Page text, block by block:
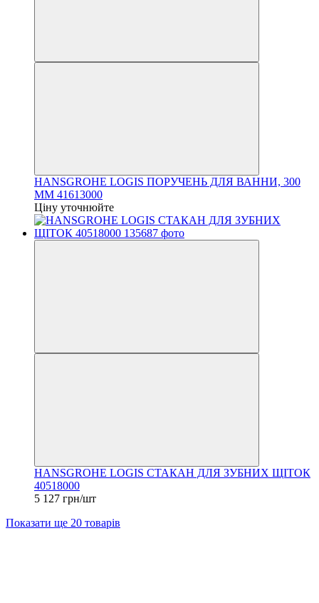
HANSGROHE LOGIS ПОРУЧЕНЬ ДЛЯ ВАННИ, 300
ММ 41613000
Ціну уточнюйте
HANSGROHE LOGIS СТАКАН ДЛЯ ЗУБНИХ ЩІТОК
40518000
5 127 грн/шт
Показати ще 20 товарів